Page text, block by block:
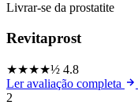
Livrar-se da prostatite
Revitaprost
★★★★½ 4.8
Ler avaliação completa
2